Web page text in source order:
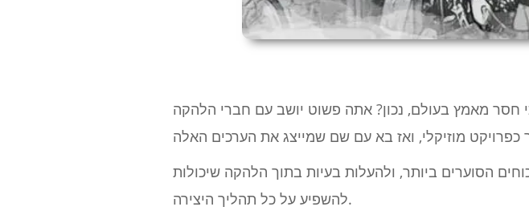
מאמץ בעולם, נכון? אתה פשוט יושב עם חברי הלהקה
הסוערים ביותר, ולהעלות בעיות בתוך הלהקה שיכולות
להשפיע על כל תהליך היצירה.